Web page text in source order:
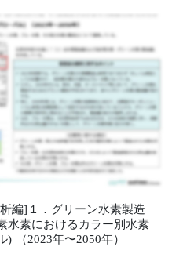
編]１．グリーン水素製造
水素におけるカラー別水素
（2023年〜2050年）